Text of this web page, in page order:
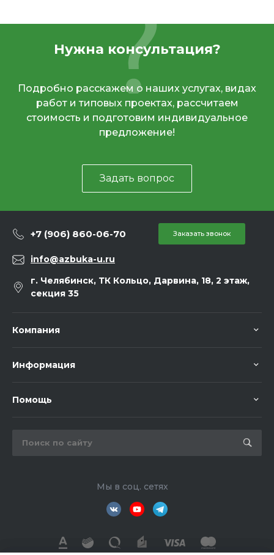
Нужна консультация?
Подробно расскажем о наших услугах, видах
работ и типовых проектах, рассчитаем
стоимость и подготовим индивидуальное
предложение!
Задать вопрос
+7 (906) 860-06-70 Заказать звонок
info@azbuka-u.ru
г. Челябинск, ТК Кольцо, Дарвина, 18, 2 этаж,
секция 35
Компания
Информация
Помощь
Мы в соц. сетях